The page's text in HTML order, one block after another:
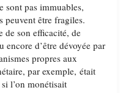
sont pas immuables,
peuvent être fragiles.
de son efficacité, de
encore d’être dévoyée par
propres aux
par exemple, était
l’on monétisait